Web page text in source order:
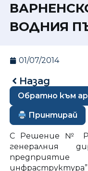
ВОДНИЯ
01/07/2014
Назад
Обратно към
Принтирай
С Решение № РД-
генералния